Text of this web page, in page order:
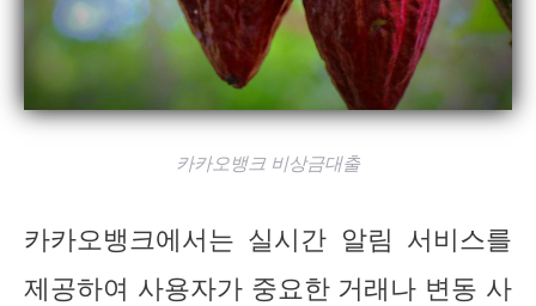
카카오뱅크 비상금대출
카카오뱅크에서는 실시간 알림 서비스를
제공하여 사용자가 중요한 거래나 변동 사